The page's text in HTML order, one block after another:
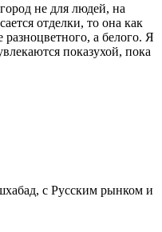
не для людей, на
отделки, то она как
разноцветного, а белого. Я
показухой, пока
с Русским рынком и